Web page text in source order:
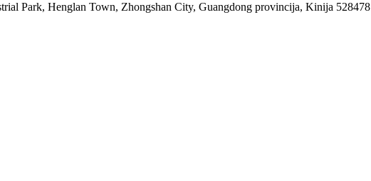
Park, Henglan Town, Zhongshan City, Guangdong provincija, Kinija 528478